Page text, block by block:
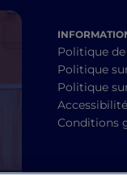
Politique
Politique
Politique
Accessibilité
Conditions